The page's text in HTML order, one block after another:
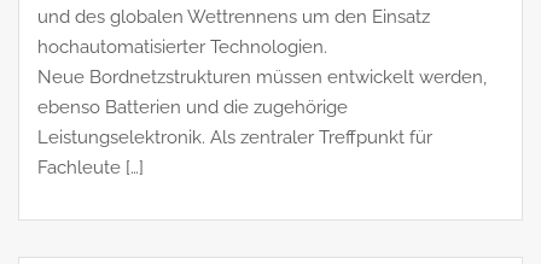
und des globalen Wettrennens um den Einsatz
hochautomatisierter Technologien.
Neue Bordnetzstrukturen müssen entwickelt werden,
ebenso Batterien und die zugehörige
Leistungselektronik. Als zentraler Treffpunkt für
Fachleute […]